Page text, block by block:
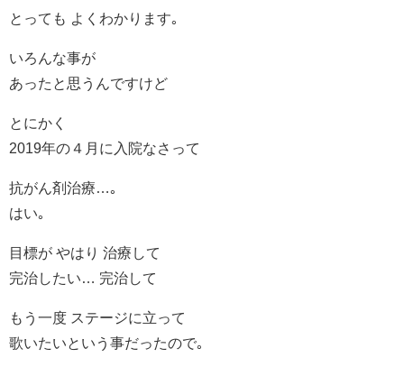
とっても よくわかります｡
いろんな事が
あったと思うんですけど
とにかく
2019年の４月に入院なさって
抗がん剤治療…｡
はい｡
目標が やはり 治療して
完治したい… 完治して
もう一度 ステージに立って
歌いたいという事だったので｡